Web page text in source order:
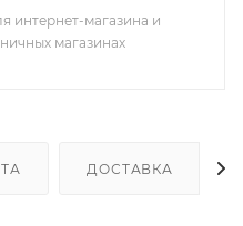
интернет-магазина и
магазинах
ДОСТАВКА